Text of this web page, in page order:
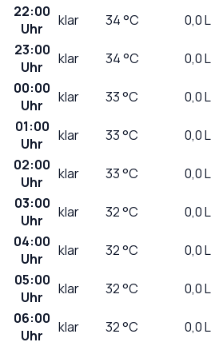
22:00
Uhr
klar 34°C 0,0
23:00
Uhr
klar 34°C 0,0
00:00
Uhr
klar 33°C 0,0
01:00
Uhr
klar 33°C 0,0
02:00
Uhr
klar 33°C 0,0
03:00
Uhr
klar 32°C 0,0
04:00
Uhr
klar 32°C 0,0
05:00
Uhr
klar 32°C 0,0
06:00
Uhr
klar 32°C 0,0